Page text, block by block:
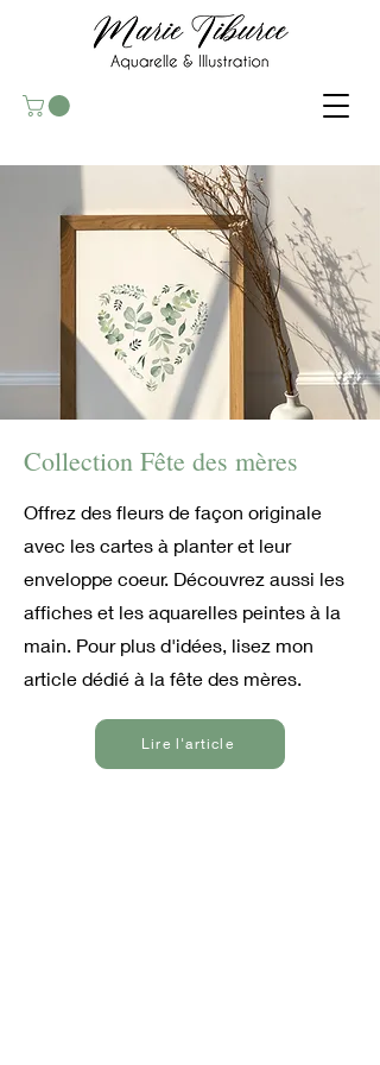
Collection Fête des mères
Offrez des fleurs de façon originale
avec les cartes à planter et leur
enveloppe coeur. Découvrez aussi les
affiches et les aquarelles peintes à la
main. Pour plus d'idées, lisez mon
article dédié à la fête des mères.
Lire l'article